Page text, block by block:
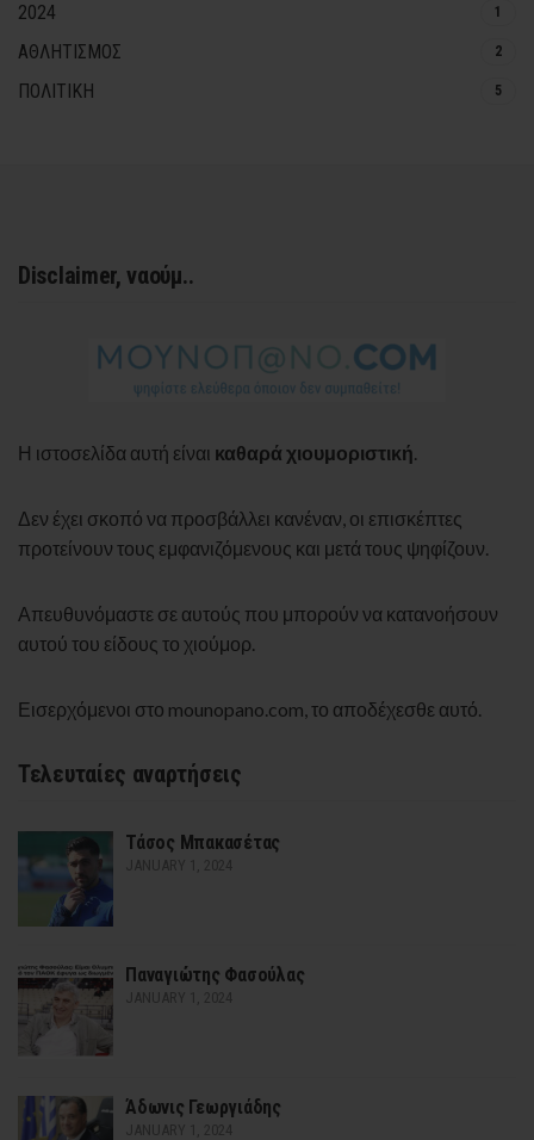
2024 1
ΑΘΛΗΤΙΣΜΟΣ 2
ΠΟΛΙΤΙΚΗ 5
Disclaimer, ναούμ..
Η ιστοσελίδα αυτή είναι καθαρά χιουμοριστική.
Δεν έχει σκοπό να προσβάλλει κανέναν, οι επισκέπτες
προτείνουν τους εμφανιζόμενους και μετά τους ψηφίζουν.
Απευθυνόμαστε σε αυτούς που μπορούν να κατανοήσουν
αυτού του είδους το χιούμορ.
Εισερχόμενοι στο mounopano.com, το αποδέχεσθε αυτό.
Τελευταίες αναρτήσεις
Τάσος Μπακασέτας
Παναγιώτης Φασούλας
Άδωνις Γεωργιάδης